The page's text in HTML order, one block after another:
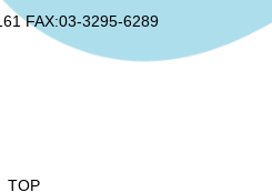
FAX:03-3295-6289
TOP